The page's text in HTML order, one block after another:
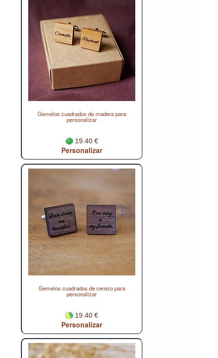
Gemelos cuadrados de madera para
personalizar
19.40 €
Personalizar
Gemelos cuadrados de cerezo para
personalizar
19.40 €
Personalizar